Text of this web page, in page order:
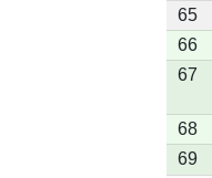
65
66
67
68
69